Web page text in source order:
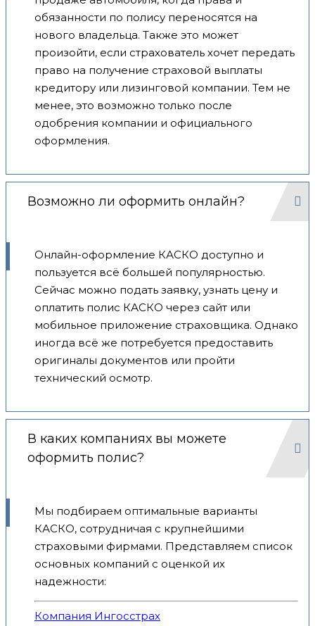
обязанности по полису переносятся на
нового владельца. Также это может
произойти, если страхователь хочет передать
право на получение страховой выплаты
кредитору или лизинговой компании. Тем не
менее, это возможно только после
одобрения компании и официального
оформления.
Возможно ли оформить онлайн?
Онлайн-оформление КАСКО доступно и
пользуется всё большей популярностью.
Сейчас можно подать заявку, узнать цену и
оплатить полис КАСКО через сайт или
мобильное приложение страховщика. Однако
иногда всё же потребуется предоставить
оригиналы документов или пройти
технический осмотр.
В каких компаниях вы можете
оформить полис?
Мы подбираем оптимальные варианты
КАСКО, сотрудничая с крупнейшими
страховыми фирмами. Представляем список
основных компаний с оценкой их
надежности:
Компания Ингосстрах